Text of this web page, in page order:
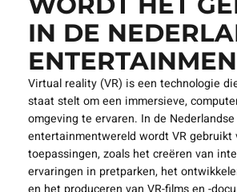
FAQS
1. WAT IS
REALITY EN
WORDT HET
IN DE
Virtual reality (VR) is een technologie